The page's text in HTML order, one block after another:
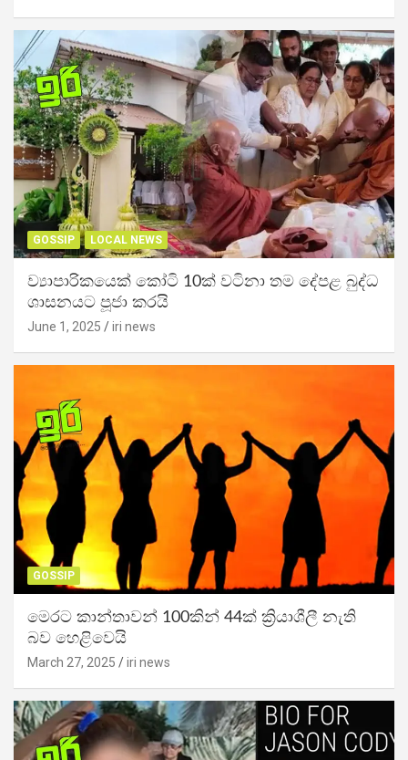
GOSSIP LOCAL NEWS
ව්‍යාපාරිකයෙක් කෝටි 10ක් වටිනා තම දේපළ බුද්ධ
ශාසනයට පූජා කරයි
June 1, 2025 iri news
GOSSIP
මෙරට කාන්තාවන් 100කින් 44ක් ක්‍රියාශීලී නැති
බව හෙළිවෙයි
March 27, 2025 iri news